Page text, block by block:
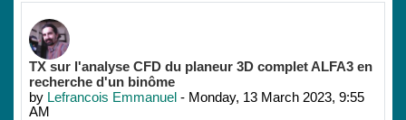
TX sur l'analyse CFD du planeur 3D complet ALFA3 en
recherche d'un binôme
by Lefrancois Emmanuel - Monday, 13 March 2023, 9:55
AM
Number of replies: 0